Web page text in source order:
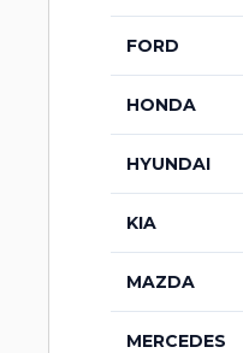
FORD
HONDA
HYUNDAI
KIA
MAZDA
MERCEDES